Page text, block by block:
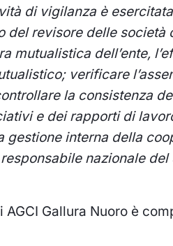
di vigilanza è
del revisore delle società
mutualistica dell’ente,
verificare
la consistenza
e dei rapporti di
gestione interna della
nazionale del
Gallura Nuoro è